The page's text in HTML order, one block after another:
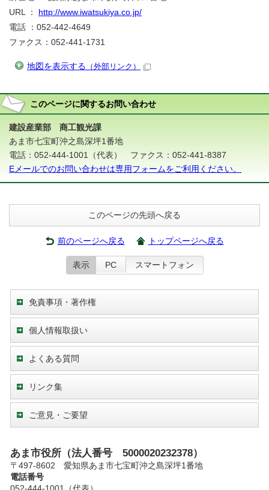
URL ： http://www.iwatsukiya.co.jp/
電話 ：052-442-4649
ファクス：052-441-1731
地図を表示する （外部リンク）
このページに関するお問い合わせ
建設産業部 商工観光課
あま市七宝町沖之島深坪1番地
電話：052-444-1001（代表） ファクス：052-441-8387
Eメールでのお問い合わせは専用フォームをご利用ください。
このページの先頭へ戻る
前のページへ戻る トップページへ戻る
表示 PC スマートフォン
免責事項・著作権
個人情報取扱い
よくある質問
リンク集
ご意見・ご要望
あま市役所（法人番号 5000020232378）
〒497-8602 愛知県あま市七宝町沖之島深坪1番地
電話番号